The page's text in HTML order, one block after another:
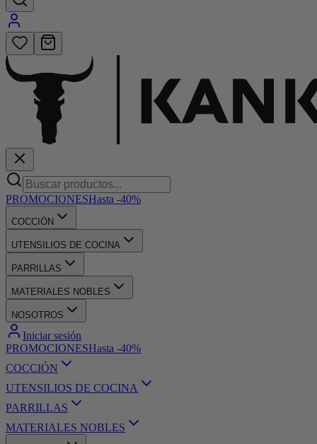
PROMOCIONESHasta -40%
COCCIÓN
UTENSILIOS DE COCINA
PARRILLAS
MATERIALES NOBLES
NOSOTROS
Iniciar sesión
PROMOCIONESHasta -40%
COCCIÓN
UTENSILIOS DE COCINA
PARRILLAS
MATERIALES NOBLES